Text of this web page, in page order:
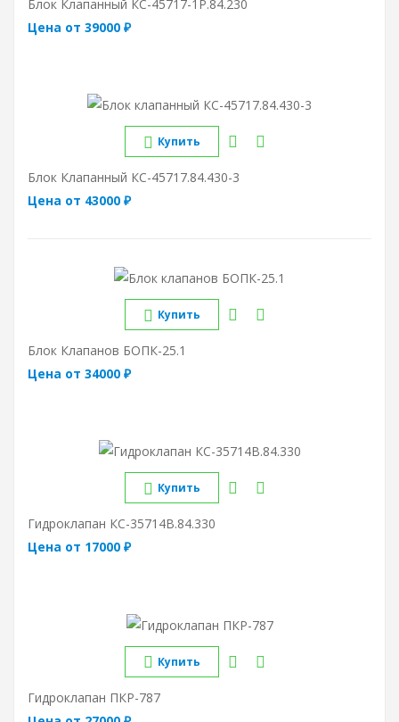
Блок Клапанный КС-45717-1Р.84.230
Цена от 39000 ₽
Купить
Блок Клапанный КС-45717.84.430-3
Цена от 43000 ₽
Купить
Блок Клапанов БОПК-25.1
Цена от 34000 ₽
Купить
Гидроклапан КС-35714В.84.330
Цена от 17000 ₽
Купить
Гидроклапан ПКР-787